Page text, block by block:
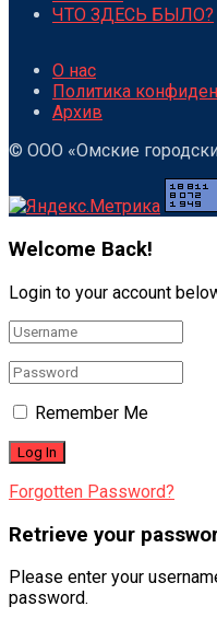
ЧТО ЗДЕСЬ БЫЛО?
О нас
Политика
Архив
© ООО «Омские
Welcome Back!
Login to your account
Remember Me
Forgotten Password?
Retrieve your
Please enter your
password.